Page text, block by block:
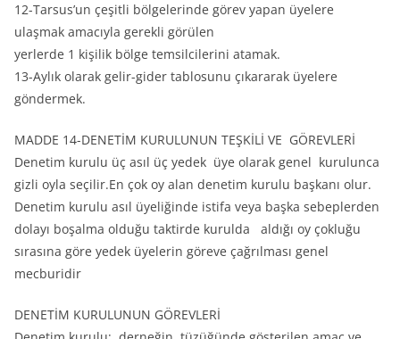
12-Tarsus’un çeşitli bölgelerinde görev yapan üyelere
ulaşmak amacıyla gerekli görülen
yerlerde 1 kişilik bölge temsilcilerini atamak.
13-Aylık olarak gelir-gider tablosunu çıkararak üyelere
göndermek.
MADDE 14-DENETİM KURULUNUN TEŞKİLİ VE GÖREVLERİ
Denetim kurulu üç asıl üç yedek üye olarak genel kurulunca
gizli oyla seçilir.En çok oy alan denetim kurulu başkanı olur.
Denetim kurulu asıl üyeliğinde istifa veya başka sebeplerden
dolayı boşalma olduğu taktirde kurulda aldığı oy çokluğu
sırasına göre yedek üyelerin göreve çağrılması genel
mecburidir
DENETİM KURULUNUN GÖREVLERİ